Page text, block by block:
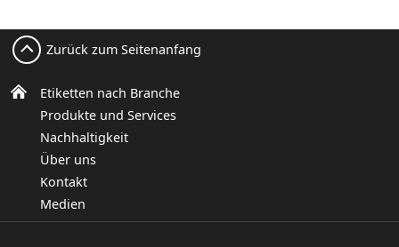
Etiketten nach Branche
Produkte und Services
Nachhaltigkeit
Über uns
Kontakt
Medien
Zurück zum Seitenanfang